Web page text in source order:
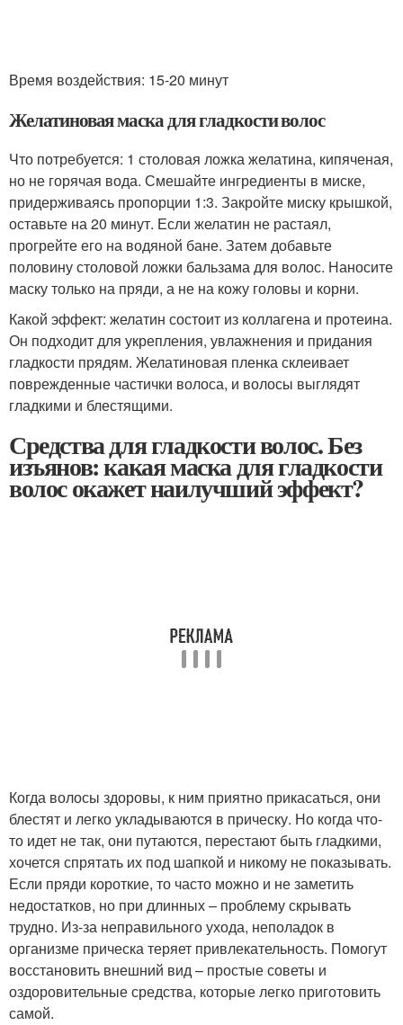
Время воздействия: 15-20 минут
Желатиновая маска для гладкости волос
Что потребуется: 1 столовая ложка желатина, кипяченая,
но не горячая вода. Смешайте ингредиенты в миске,
придерживаясь пропорции 1:3. Закройте миску крышкой,
оставьте на 20 минут. Если желатин не растаял,
прогрейте его на водяной бане. Затем добавьте
половину столовой ложки бальзама для волос. Наносите
маску только на пряди, а не на кожу головы и корни.
Какой эффект: желатин состоит из коллагена и протеина.
Он подходит для укрепления, увлажнения и придания
гладкости прядям. Желатиновая пленка склеивает
поврежденные частички волоса, и волосы выглядят
гладкими и блестящими.
Средства для гладкости волос. Без
изъянов: какая маска для гладкости
волос окажет наилучший эффект?
Когда волосы здоровы, к ним приятно прикасаться, они
блестят и легко укладываются в прическу. Но когда что-
то идет не так, они путаются, перестают быть гладкими,
хочется спрятать их под шапкой и никому не показывать.
Если пряди короткие, то часто можно и не заметить
недостатков, но при длинных – проблему скрывать
трудно. Из-за неправильного ухода, неполадок в
организме прическа теряет привлекательность. Помогут
восстановить внешний вид – простые советы и
оздоровительные средства, которые легко приготовить
самой.